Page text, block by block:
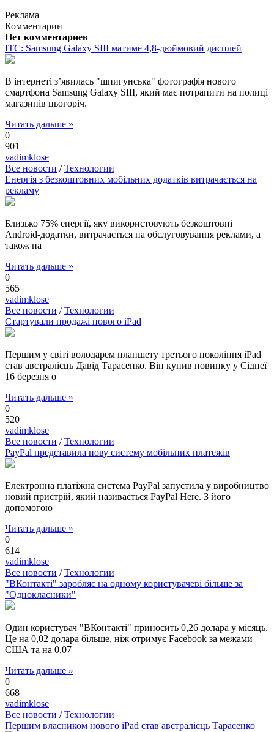
Реклама
Комментарии
Нет комментариев
ITC: Samsung Galaxy SIII матиме 4,8-дюймовий дисплей
В інтернеті з’явилась "шпигунська" фотографія нового
смартфона Samsung Galaxy SIII, який має потрапити на полиці
магазинів цьогоріч.
Читать дальше »
0
901
vadimklose
Все новости /Технологии
Енергія з безкоштовних мобільних додатків витрачається на
рекламу
Близько 75% енергії, яку використовують безкоштовні
Android-додатки, витрачається на обслуговування реклами, а
також на
Читать дальше »
0
565
vadimklose
Все новости /Технологии
Стартували продажі нового iPad
Першим у світі володарем планшету третього покоління iPad
став австралієць Давід Тарасенко. Він купив новинку у Сіднеї
16 березня о
Читать дальше »
0
520
vadimklose
Все новости /Технологии
PayPal представила нову систему мобільних платежів
Електронна платіжна система PayPal запустила у виробництво
новий пристрій, який називається PayPal Here. З його
допомогою
Читать дальше »
0
614
vadimklose
Все новости /Технологии
"ВКонтакті" заробляє на одному користувачеві більше за
"Однокласники"
Один користувач "ВКонтакті" приносить 0,26 долара у місяць.
Це на 0,02 долара більше, ніж отримує Facebook за межами
США та на 0,07
Читать дальше »
0
668
vadimklose
Все новости /Технологии
Першим власником нового iPad став австралієць Тарасенко